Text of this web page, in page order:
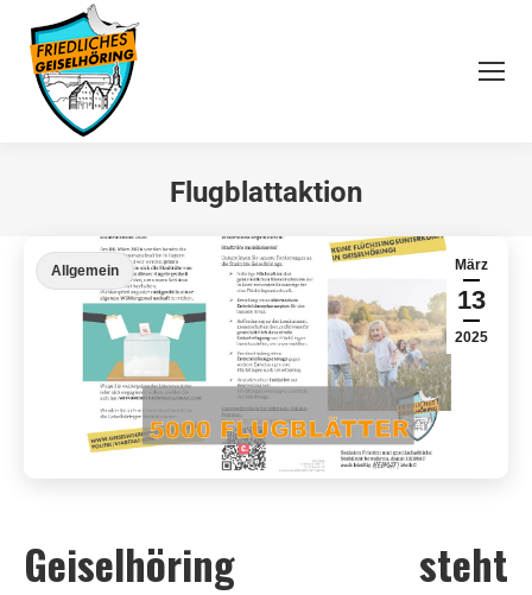
Flugblattaktion
März
13
2025
Allgemein
Geiselhöring steht